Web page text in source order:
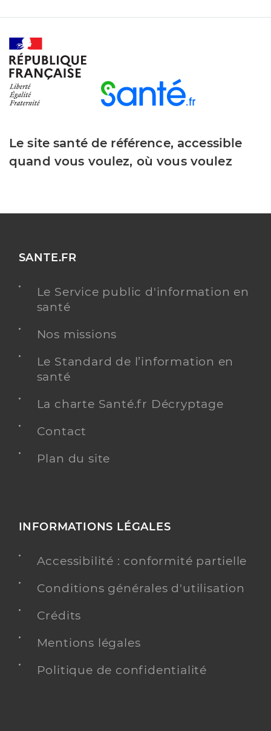
Le site santé de référence, accessible
quand vous voulez, où vous voulez
SANTE.FR
Le Service public d'information en
santé
Nos missions
Le Standard de l’information en
santé
La charte Santé.fr Décryptage
Contact
Plan du site
INFORMATIONS LÉGALES
Accessibilité : conformité partielle
Conditions générales d'utilisation
Crédits
Mentions légales
Politique de confidentialité